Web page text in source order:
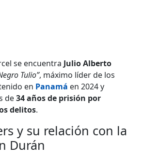
se encuentra Julio Alberto
Tulio”, máximo líder de los
en Panamá en 2024 y
de34 años de prisión por
delitos.
y su relación con la
Durán